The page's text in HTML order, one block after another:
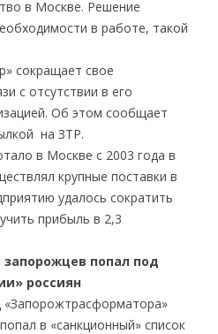
в Москве. Решение
в работе, такой
сокращает свое
с отсутствии в его
Об этом сообщает
на ЗТР.
в Москве с 2003 года в
крупные поставки в
удалось сократить
прибыль в 2,3
запорожцев попал под
россиян
в «санкционный» список